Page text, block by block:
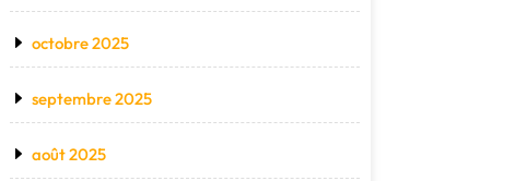
octobre 2025
septembre 2025
août 2025